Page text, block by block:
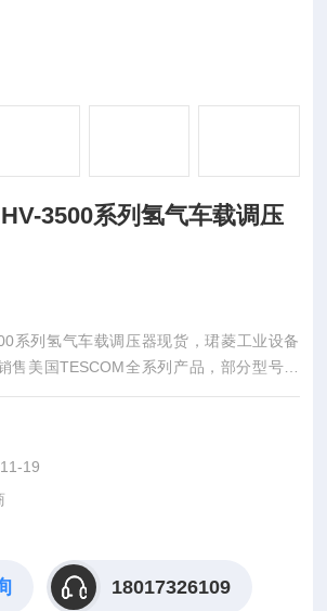
3500系列氢气车载调压
系列氢气车载调压器现货，珺菱工业设备
售美国TESCOM全系列产品，部分型号现
认。
19
18017326109